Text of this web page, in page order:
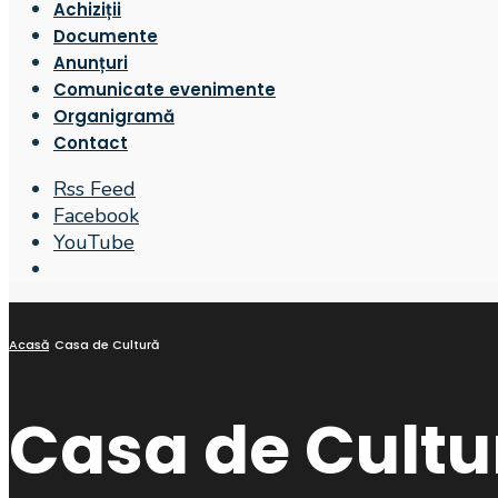
Achiziții
Documente
Anunțuri
Comunicate evenimente
Organigramă
Contact
Rss Feed
Facebook
YouTube
Search
Acasă Casa de Cultură
Casa de